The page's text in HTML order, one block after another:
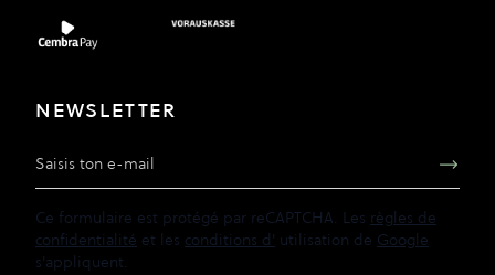
NEWSLETTER
Adresse e-mail
Ce formulaire est protégé par reCAPTCHA. Les règles de
confidentialité et les conditions d' utilisation de Google
s'appliquent.